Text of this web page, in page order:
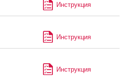
Инструкция
Инструкция
Инструкция